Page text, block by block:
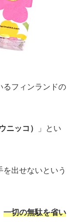
るフィンランドの
ニッコ）
」とい
出せないという
一切の無駄を省い